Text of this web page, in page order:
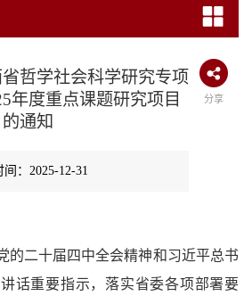
哲学社会科学研究专项
年度重点课题研究项目
的通知
分享
间：2025-12-31
的二十届四中全会精神和习近平总书
话重要指示，落实省委各项部署要